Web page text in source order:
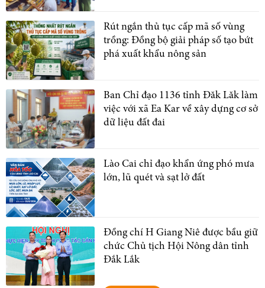
Rút ngắn thủ tục cấp mã số vùng
trồng: Đồng bộ giải pháp số tạo bứt
phá xuất khẩu nông sản
Ban Chỉ đạo 1136 tỉnh Đăk Lăk làm
việc với xã Ea Kar về xây dựng cơ sở
dữ liệu đất đai
Lào Cai chỉ đạo khẩn ứng phó mưa
lớn, lũ quét và sạt lở đất
Đồng chí H Giang Niê được bầu giữ
chức Chủ tịch Hội Nông dân tỉnh
Đắk Lắk